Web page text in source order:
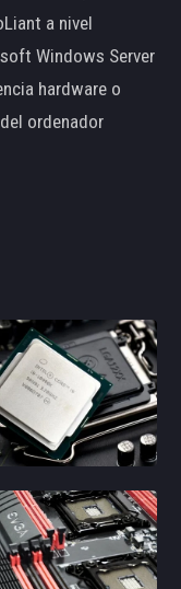
a nivel
Windows Server
hardware o
ordenador